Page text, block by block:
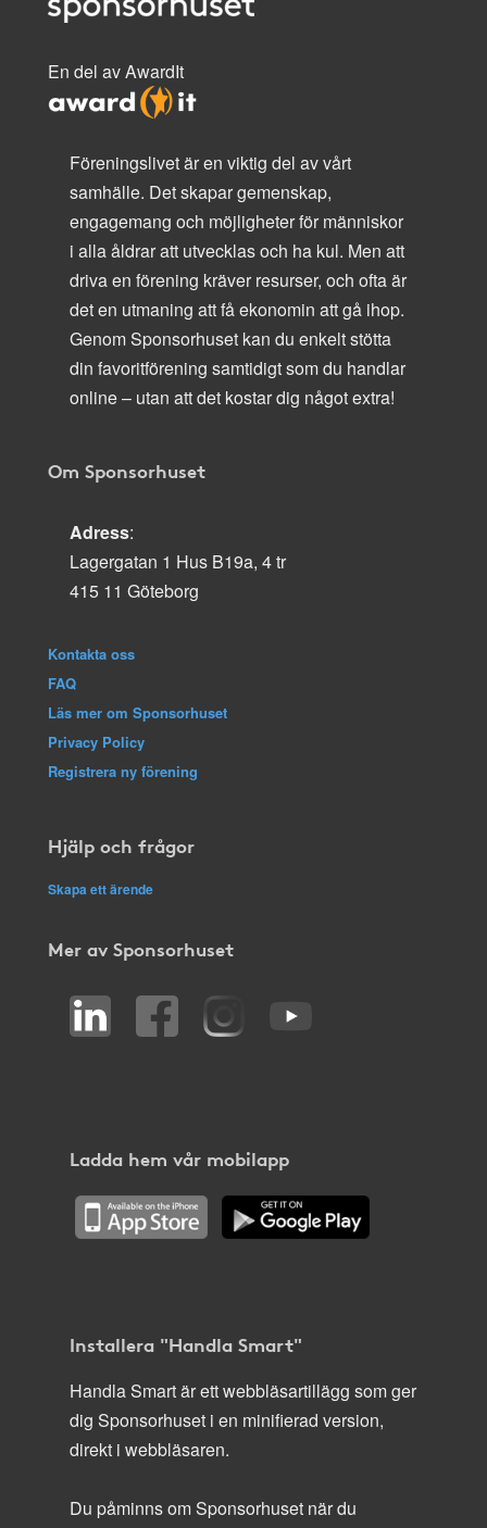
En del av AwardIt
Föreningslivet är en viktig del av vårt
samhälle. Det skapar gemenskap,
engagemang och möjligheter för människor
i alla åldrar att utvecklas och ha kul. Men att
driva en förening kräver resurser, och ofta är
det en utmaning att få ekonomin att gå ihop.
Genom Sponsorhuset kan du enkelt stötta
din favoritförening samtidigt som du handlar
online – utan att det kostar dig något extra!
Om Sponsorhuset
Adress:
Lagergatan 1 Hus B19a, 4 tr
415 11 Göteborg
Kontakta oss
FAQ
Läs mer om Sponsorhuset
Privacy Policy
Registrera ny förening
Hjälp och frågor
Skapa ett ärende
Mer av Sponsorhuset
Ladda hem vår mobilapp
Installera "Handla Smart"
Handla Smart är ett webbläsartillägg som ger
dig Sponsorhuset i en minifierad version,
direkt i webbläsaren.
Du påminns om Sponsorhuset när du